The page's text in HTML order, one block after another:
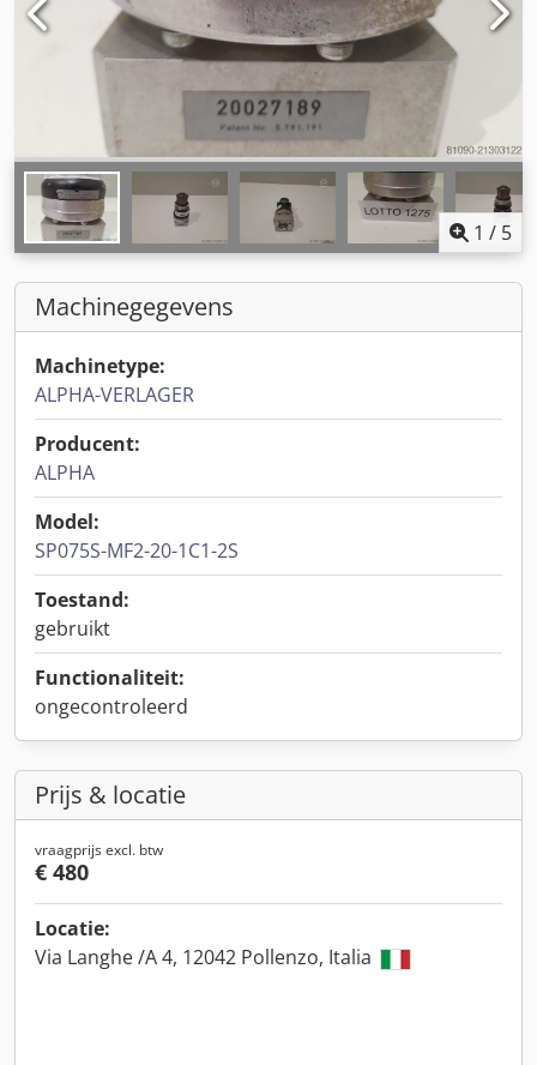
1 / 5
Machinegegevens
Machinetype:
ALPHA-VERLAGER
Producent:
ALPHA
Model:
SP075S-MF2-20-1C1-2S
Toestand:
gebruikt
Functionaliteit:
ongecontroleerd
Prijs & locatie
vraagprijs excl. btw
€ 480
Locatie:
Via Langhe /A 4, 12042 Pollenzo, Italia